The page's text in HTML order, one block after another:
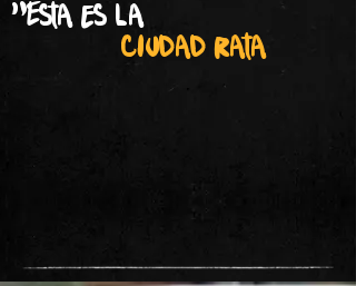
"Esta es la
ciudad rata